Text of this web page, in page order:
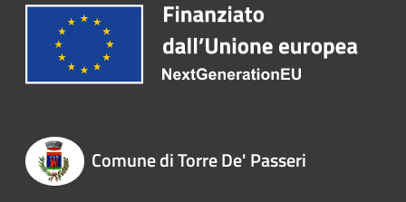
Comune di Torre De' Passeri